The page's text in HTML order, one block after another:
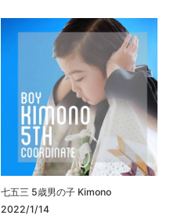
七五三 5歳男の子 Kimono
2022/1/14